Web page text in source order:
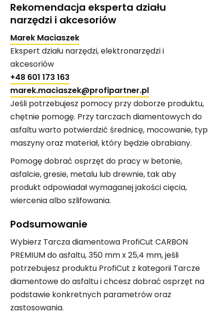
Rekomendacja eksperta działu
narzędzi i akcesoriów
Marek Maciaszek
Ekspert działu narzędzi, elektronarzędzi i
akcesoriów
+48 601 173 163
marek.maciaszek@profipartner.pl
Jeśli potrzebujesz pomocy przy doborze produktu,
chętnie pomogę. Przy tarczach diamentowych do
asfaltu warto potwierdzić średnicę, mocowanie, typ
maszyny oraz materiał, który będzie obrabiany.
Pomogę dobrać osprzęt do pracy w betonie,
asfalcie, gresie, metalu lub drewnie, tak aby
produkt odpowiadał wymaganej jakości cięcia,
wiercenia albo szlifowania.
Podsumowanie
Wybierz Tarcza diamentowa ProfiCut CARBON
PREMIUM do asfaltu, 350 mm x 25,4 mm, jeśli
potrzebujesz produktu ProfiCut z kategorii Tarcze
diamentowe do asfaltu i chcesz dobrać osprzęt na
podstawie konkretnych parametrów oraz
zastosowania.